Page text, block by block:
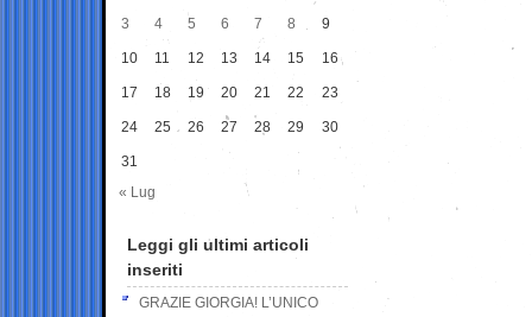
3 4 5 6 7 8 9
10 11 12 13 14 15 16
17 18 19 20 21 22 23
24 25 26 27 28 29 30
31
« Lug
Leggi gli ultimi articoli
inseriti
GRAZIE GIORGIA! L’UNICO